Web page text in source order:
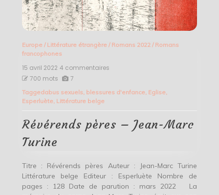
Europe/ Littérature étrangère/ Romans 2022/ Romans
francophones
15 avril 2022 4 commentaires
–
700 mots 7
Taggedabus sexuels blessures d'enfance, Eglise,
Esperluète, Littérature belge
Révérends pères – Jean-Marc
Turine
Titre : Révérends pères Auteur : Jean-Marc Turine
Littérature belge Editeur : Esperluète Nombre de
pages : 128 Date de parution : mars 2022 La